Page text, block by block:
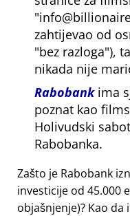
zahtijevao od
bez razloga ),
nikada nije
Rabobankima
poznat kao
Holivudski
Rabobanka.
Zašto je Rabobank
investicije od 45.000
objašnjenje)? Kao